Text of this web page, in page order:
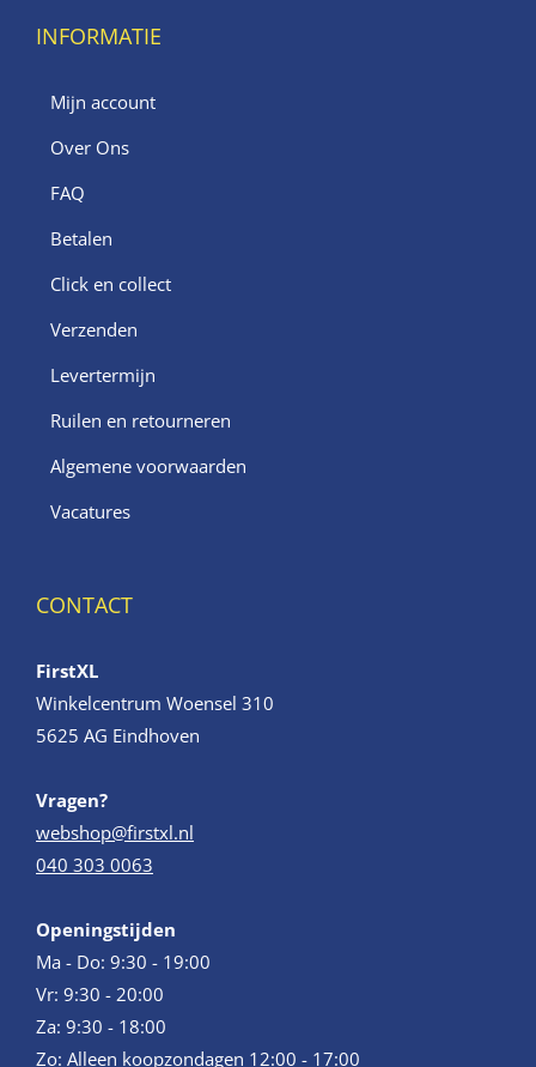
INFORMATIE
Mijn account
Over Ons
FAQ
Betalen
Click en collect
Verzenden
Levertermijn
Ruilen en retourneren
Algemene voorwaarden
Vacatures
CONTACT
FirstXL
Winkelcentrum Woensel 310
5625 AG Eindhoven
Vragen?
webshop@firstxl.nl
040 303 0063
Openingstijden
Ma - Do: 9:30 - 19:00
Vr: 9:30 - 20:00
Za: 9:30 - 18:00
Zo: Alleen koopzondagen 12:00 - 17:00